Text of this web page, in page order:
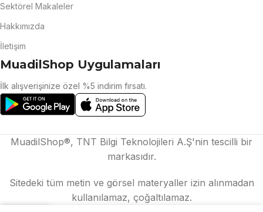
Sektörel Makaleler
Hakkımızda
İletişim
MuadilShop Uygulamaları
İlk alışverişinize özel %5 indirim fırsatı.
MuadilShop®, TNT Bilgi Teknolojileri A.Ş'nin tescilli bir
markasıdır.
Sitedeki tüm metin ve görsel materyaller izin alınmadan
kullanılamaz, çoğaltılamaz.